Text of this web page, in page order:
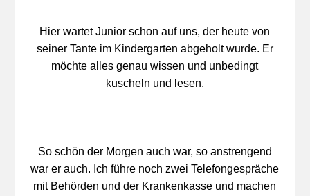
Hier wartet Junior schon auf uns, der heute von
seiner Tante im Kindergarten abgeholt wurde. Er
möchte alles genau wissen und unbedingt
kuscheln und lesen.
So schön der Morgen auch war, so anstrengend
war er auch. Ich führe noch zwei Telefongespräche
mit Behörden und der Krankenkasse und machen